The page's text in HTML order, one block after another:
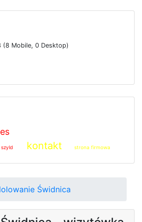
(8 Mobile, 0 Desktop)
szyld kontakt strona firmowa
Świdnica